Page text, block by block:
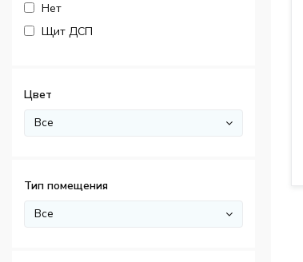
Нет
Щит ДСП
Цвет
Все
Тип помещения
Все